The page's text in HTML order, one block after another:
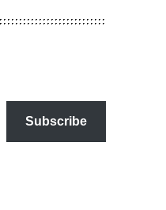
Subscribe